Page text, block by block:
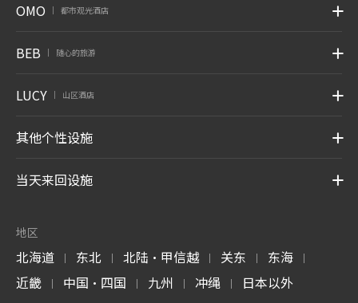
OMO 都市观光酒店
BEB 随心的旅游
LUCY 山区酒店
其他个性设施
当天来回设施
地区
北海道 | 东北 | 北陆・甲信越 | 关东 | 东海 |
近畿 | 中国・四国 | 九州 | 冲绳 | 日本以外